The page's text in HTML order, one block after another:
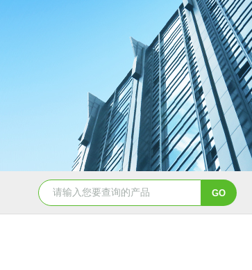
5347信德迈代理Parker 45度绝缘防水接头 5353信